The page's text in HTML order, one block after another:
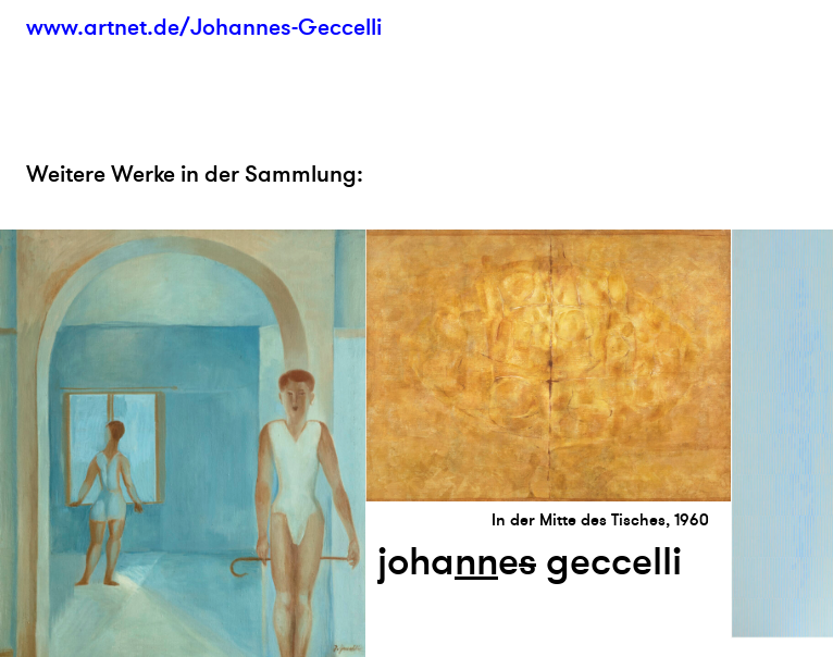
www.artnet.de/Johannes-Geccelli
Weitere Werke in der Sammlung:
In der Mitte des Tisches, 1960
johannesgeccelli